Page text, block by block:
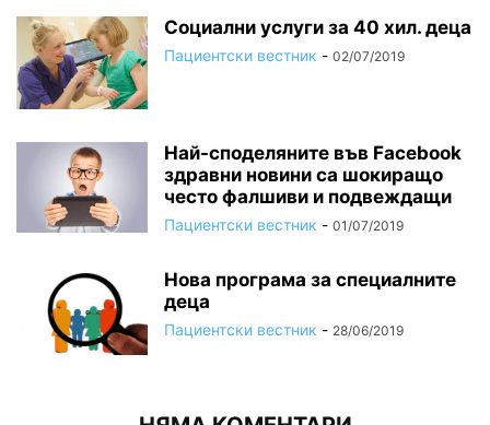
Социални услуги за 40 хил. деца
Пациентски вестник - 02/07/2019
Най-споделяните във Facebook
здравни новини са шокиращо
често фалшиви и подвеждащи
Пациентски вестник - 01/07/2019
Нова програма за специалните
деца
Пациентски вестник - 28/06/2019